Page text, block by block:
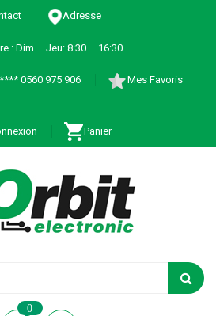
Adresse
: Dim – Jeu: 8:30 – 16:30
0560 975 906 Mes Favoris
Panier
0